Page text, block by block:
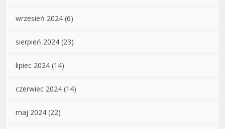
wrzesień 2024 (6)
sierpień 2024 (23)
lipiec 2024 (14)
czerwiec 2024 (14)
maj 2024 (22)